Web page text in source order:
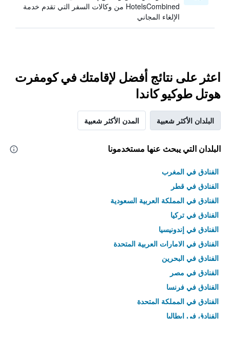
HotelsCombined من وكالات السفر التي تقدم خدمة
الإلغاء المجاني
اعثر على نتائج أفضل لإقامتك في كومفرت
هوتل طوكيو كاندا
البلدان الأكثر شعبية المدن الأكثر شعبية
البلدان التي يبحث عنها مستخدمونا
الفنادق في المغرب
الفنادق في قطر
الفنادق في المملكة العربية السعودية
الفنادق في تركيا
الفنادق في إندونيسيا
الفنادق في الامارات العربية المتحدة
الفنادق في البحرين
الفنادق في مصر
الفنادق في فرنسا
الفنادق في المملكة المتحدة
الفنادق في إيطاليا